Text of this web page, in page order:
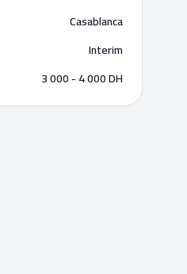
Casablanca
Interim
3 000 - 4 000 DH